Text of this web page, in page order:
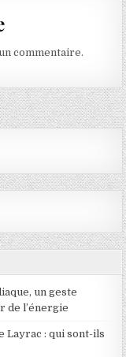
commentaire.
un geste
l’énergie
Layrac : qui sont-ils